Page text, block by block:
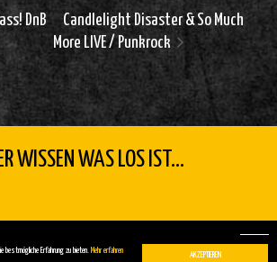
AKZEPTIEREN
bestmögliche Erfahrung zu bieten. Mehr erfahren
DnB
Candlelight Disaster & So Much
More LIVE / Punkrock
WISSEN WAS LOS IST...
|Impressum|Kontakt